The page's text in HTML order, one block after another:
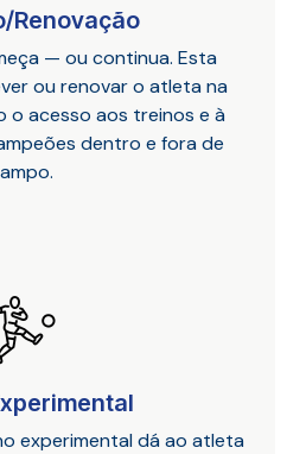
Renovação
— ou continua. Esta
ou renovar o atleta na
o acesso aos treinos e à
dentro e fora de
experimental dá ao atleta